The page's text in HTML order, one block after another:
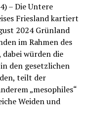
– Die Untere
Friesland kartiert
2024 Grünland
im Rahmen des
dabei würden die
den gesetzlichen
teilt der
„mesophiles“
Weiden und